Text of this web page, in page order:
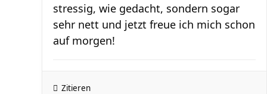
stressig, wie gedacht, sondern sogar
sehr nett und jetzt freue ich mich schon
auf morgen!
Zitieren